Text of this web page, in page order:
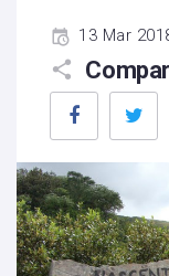
13 Mar
Facebook